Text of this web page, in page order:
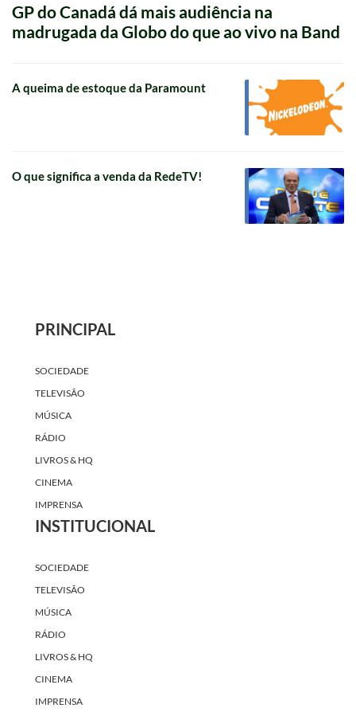
GP do Canadá dá mais audiência na
madrugada da Globo do que ao vivo na Band
A queima de estoque da Paramount
O que significa a venda da RedeTV!
PRINCIPAL
SOCIEDADE
TELEVISÃO
MÚSICA
RÁDIO
LIVROS & HQ
CINEMA
IMPRENSA
INSTITUCIONAL
SOCIEDADE
TELEVISÃO
MÚSICA
RÁDIO
LIVROS & HQ
CINEMA
IMPRENSA